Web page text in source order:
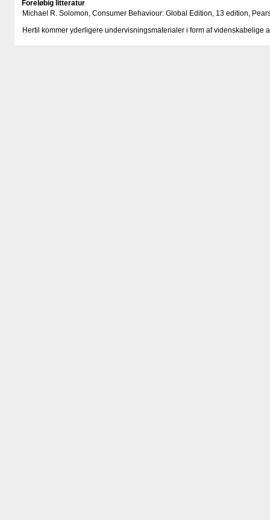
Foreløbig litteratur
Michael R. Solomon, Consumer Behaviour: Global Edition,
Hertil kommer yderligere undervisningsmaterialer i form af videnskabelige